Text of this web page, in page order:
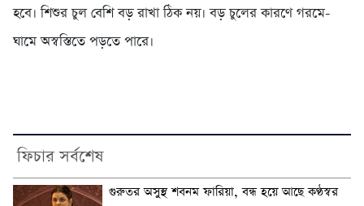
হবে। শিশুর চুল বেশি বড় রাখা ঠিক নয়। বড় চুলের কারণে গরমে-
ঘামে অস্বস্তিতে পড়তে পারে।
ফিচার সর্বশেষ
গুরুতর অসুস্থ শবনম ফারিয়া, বন্ধ হয়ে আছে কণ্ঠস্বর